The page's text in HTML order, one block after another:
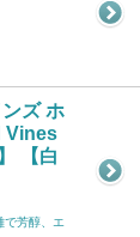
ズ ホ
Vines
【白
で芳醇、エ